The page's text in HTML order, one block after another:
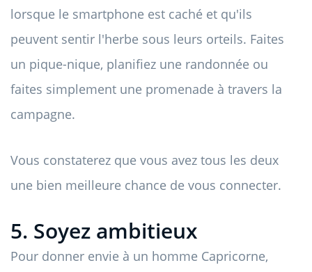
lorsque le smartphone est caché et qu'ils
peuvent sentir l'herbe sous leurs orteils. Faites
un pique-nique, planifiez une randonnée ou
faites simplement une promenade à travers la
campagne.
Vous constaterez que vous avez tous les deux
une bien meilleure chance de vous connecter.
5. Soyez ambitieux
Pour donner envie à un homme Capricorne,